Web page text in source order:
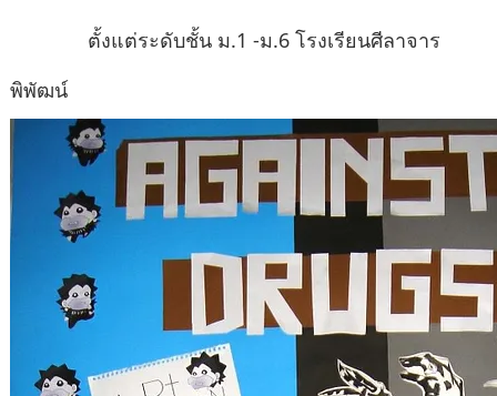
ตั้งแต่ระดับชั้น ม.1 -ม.6 โรงเรียนศีลาจาร
พิพัฒน์